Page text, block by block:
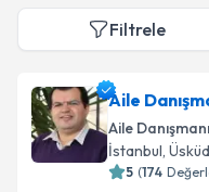
Filtrele
Aile
Aile Danışmanı
İstanbul,
5 (174